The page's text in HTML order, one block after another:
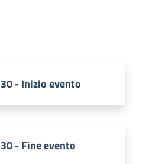
- Inizio evento
- Fine evento